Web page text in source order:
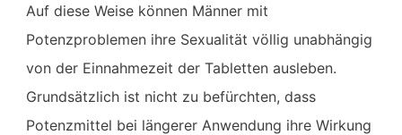
Auf diese Weise können Männer mit
Potenzproblemen ihre Sexualität völlig unabhängig
von der Einnahmezeit der Tabletten ausleben.
Grundsätzlich ist nicht zu befürchten, dass
Potenzmittel bei längerer Anwendung ihre Wirkung